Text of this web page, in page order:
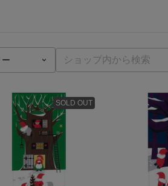
SOLD OUT